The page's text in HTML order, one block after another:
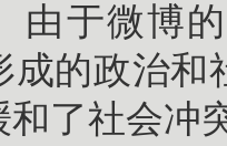
由于微博
成的政治
了社会冲